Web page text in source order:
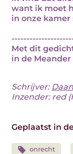
want ik moet
in onze
Met dit
in de
Schrijver:
Inzender: red
Geplaatst in
onrecht